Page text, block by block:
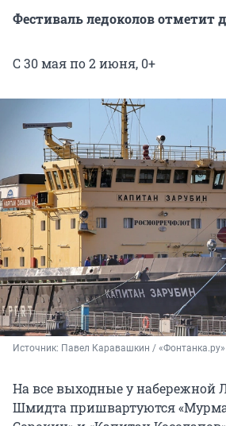
Фестиваль ледоколов отметит
С 30 мая по 2 июня, 0+
Источник: Павел Каравашкин / «Фонтанка.ру»
На все выходные у набережной
Шмидта пришвартуются